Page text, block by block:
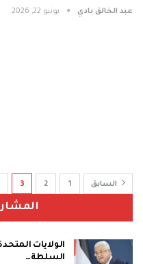
عبد الخالق بادي يونيو 22, 2026
السابق 1
2
3
الولايات
السلطة…